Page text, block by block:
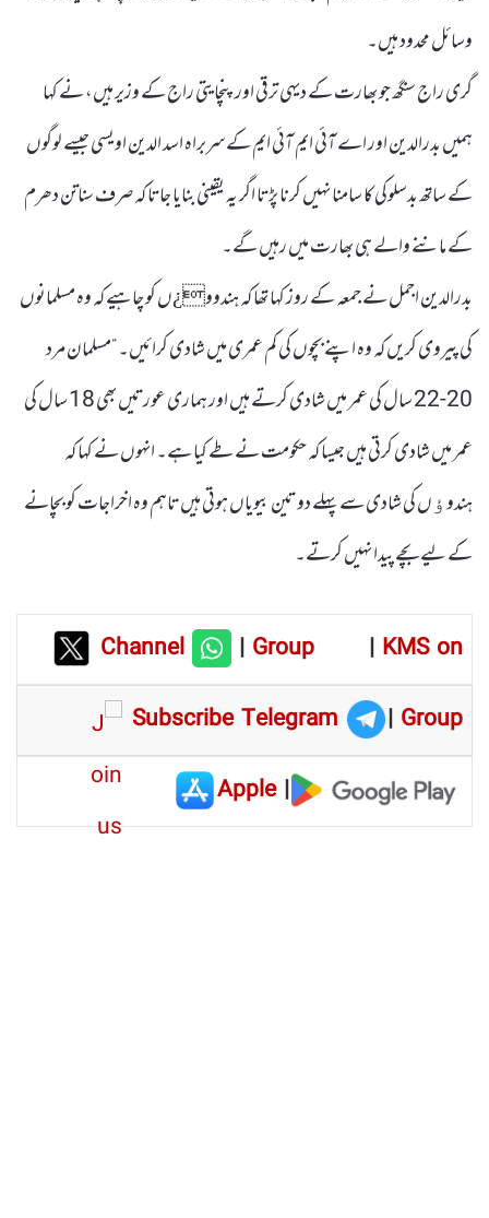
وسائل محدود ہیں۔
گری راج سنگھ جو بھارت کے دیہی ترقی اور پنچایتی راج کے وزیر ہیں، نے کہا
ہمیں بدرالدین اور اے آئی ایم آئی ایم کے سربراہ اسد الدین اویسی جیسے لوگوں
کے ساتھ بدسلوکی کا سامنا نہیں کرنا پڑتا اگر یہ یقینی بنایا جاتا کہ صرف سناتن دھرم
کے ماننے والے ہی بھارت میں رہیں گے۔
بدرالدین اجمل نے جمعہ کے روز کہا تھا کہ ہندوو¿ں کو چاہیے کہ وہ مسلمانوں
کی پیروی کریں کہ وہ اپنے بچوں کی کم عمری میں شادی کرائیں۔ ”مسلمان مرد
20-22 سال کی عمر میں شادی کرتے ہیں اور ہماری عورتیں بھی 18 سال کی
عمر میں شادی کرتی ہیں جیسا کہ حکومت نے طے کیا ہے۔ انہوں نے کہا کہ
ہندوﺅں کی شادی سے پہلے دو تین بیویاں ہوتی ہیں تاہم وہ اخراجات کو بچانے
کے لیے بچے پیدا نہیں کرتے۔
Channel |Group | KMS on
Subscribe Telegram
| Group
|
Apple